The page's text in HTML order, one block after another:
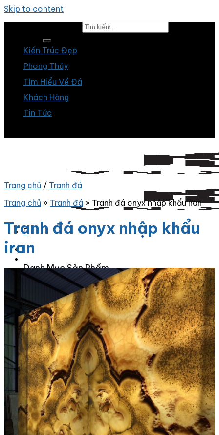
Skip to content
Kiến Trúc Đẹp
Phong Thủy
Tìm Hiểu Về Đá
Khách Hàng
Tin Tức
Danh Mục Sản Phẩm
Đá Granite
Đá Granite Màu Vàng
Đá Granite Màu Xám
Đá Granite Màu Đen
Đá Granite Màu Xanh
Đá Granite Màu Nâu
Đá Granite Màu Đỏ
Đá Travertine
Trang chủ / Tranh đá
Trang chủ » Tranh đá » Tranh đá onyx nhập khẩu iran
Tranh đá onyx nhập khẩu
iran